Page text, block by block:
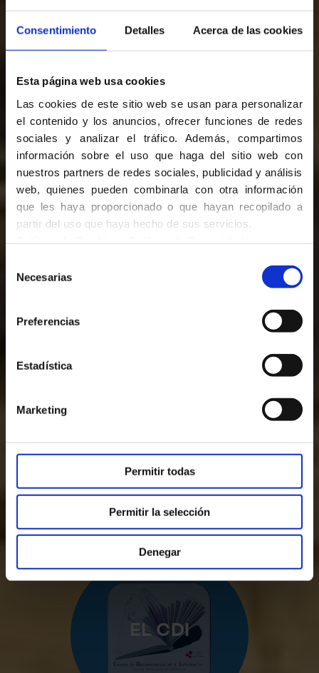
Consentimiento Detalles Acerca de las cookies
Esta página web usa cookies
Las cookies de este sitio web se usan para personalizar
el contenido y los anuncios, ofrecer funciones de redes
sociales y analizar el tráfico. Además, compartimos
información sobre el uso que haga del sitio web con
nuestros partners de redes sociales, publicidad y análisis
web, quienes pueden combinarla con otra información
que les haya proporcionado o que hayan recopilado a
partir del uso que haya hecho de sus servicios.
Necesarias
Preferencias
Estadística
Marketing
Permitir todas
Permitir la selección
Denegar
COMSOLI
PROYECTO
NIGER
LFVAL
EL CDI